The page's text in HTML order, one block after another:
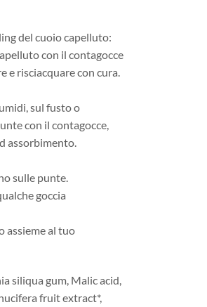
del cuoio capelluto:
con il contagocce
e risciacquare con cura.
sul fusto o
con il contagocce,
assorbimento.
sulle punte.
goccia
assieme al tuo
siliqua gum, Malic acid,
fruit extract*,